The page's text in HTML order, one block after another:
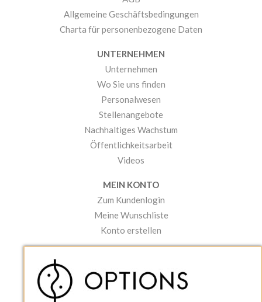
Allgemeine Geschäftsbedingungen
Charta für personenbezogene Daten
UNTERNEHMEN
Unternehmen
Wo Sie uns finden
Personalwesen
Stellenangebote
Nachhaltiges Wachstum
Öffentlichkeitsarbeit
Videos
MEIN KONTO
Zum Kundenlogin
Meine Wunschliste
Konto erstellen
Kataloge und Bestellschein
Bedienungsanleitungen